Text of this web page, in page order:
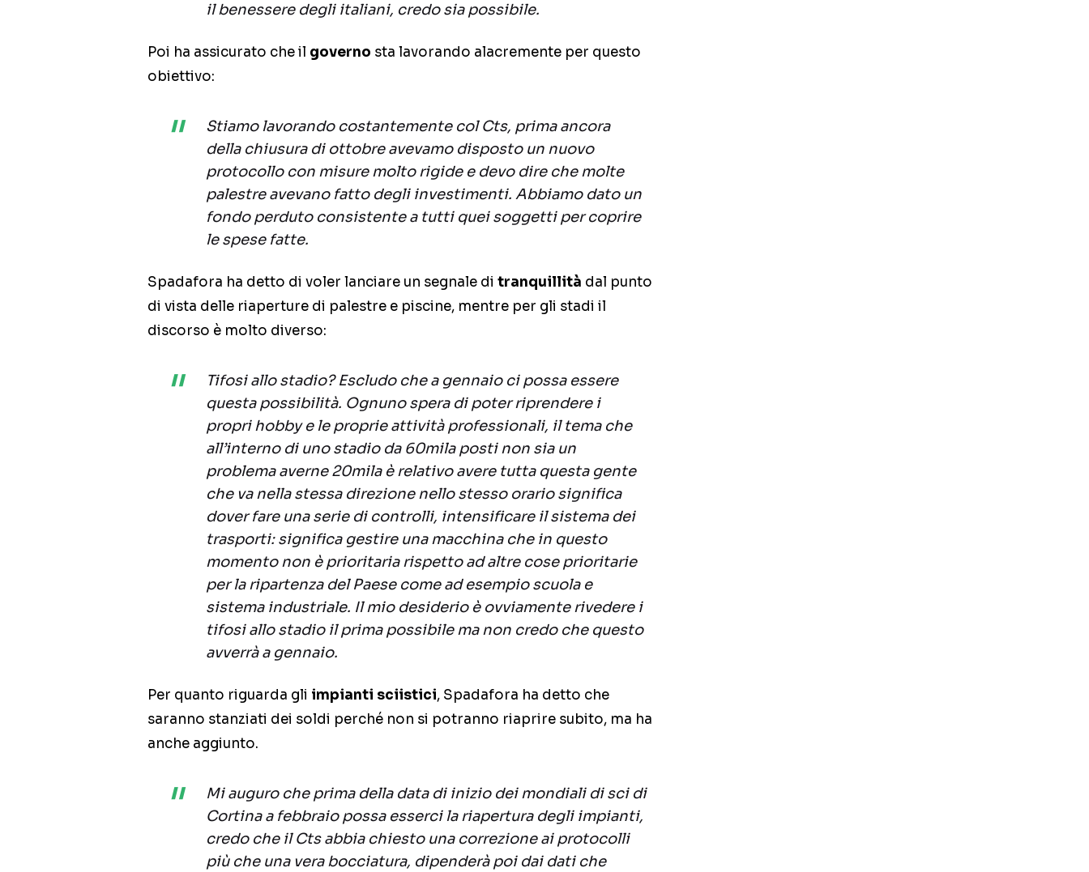
il benessere degli italiani, credo sia possibile.
Poi ha assicurato che il governo sta lavorando alacremente per questo
obiettivo:
Stiamo lavorando costantemente col Cts, prima ancora
della chiusura di ottobre avevamo disposto un nuovo
protocollo con misure molto rigide e devo dire che molte
palestre avevano fatto degli investimenti. Abbiamo dato un
fondo perduto consistente a tutti quei soggetti per coprire
le spese fatte.
Spadafora ha detto di voler lanciare un segnale di tranquillità dal punto
di vista delle riaperture di palestre e piscine, mentre per gli stadi il
discorso è molto diverso:
Tifosi allo stadio? Escludo che a gennaio ci possa essere
questa possibilità. Ognuno spera di poter riprendere i
propri hobby e le proprie attività professionali, il tema che
all’interno di uno stadio da 60mila posti non sia un
problema averne 20mila è relativo avere tutta questa gente
che va nella stessa direzione nello stesso orario significa
dover fare una serie di controlli, intensificare il sistema dei
trasporti: significa gestire una macchina che in questo
momento non è prioritaria rispetto ad altre cose prioritarie
per la ripartenza del Paese come ad esempio scuola e
sistema industriale. Il mio desiderio è ovviamente rivedere i
tifosi allo stadio il prima possibile ma non credo che questo
avverrà a gennaio.
Per quanto riguarda gli impianti sciistici, Spadafora ha detto che
saranno stanziati dei soldi perché non si potranno riaprire subito, ma ha
anche aggiunto.
Mi auguro che prima della data di inizio dei mondiali di sci di
Cortina a febbraio possa esserci la riapertura degli impianti,
credo che il Cts abbia chiesto una correzione ai protocolli
più che una vera bocciatura, dipenderà poi dai dati che